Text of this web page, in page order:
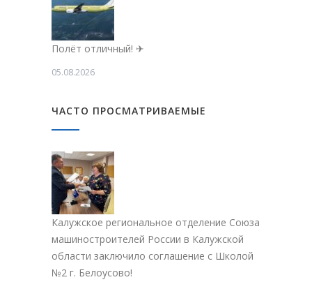
Полёт отличный! ✈
05.08.2026
ЧАСТО ПРОСМАТРИВАЕМЫЕ
Калужское региональное отделение Союза
машиностроителей России в Калужской
области заключило соглашение с Школой
№2 г. Белоусово!